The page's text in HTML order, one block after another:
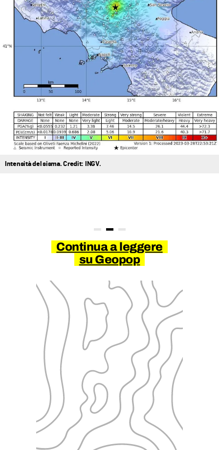
Intensità del sisma. Credit: INGV.
Continua a leggere
su Geopop